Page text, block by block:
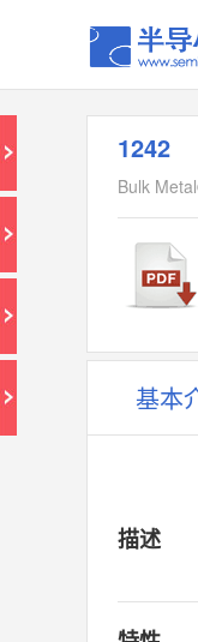
1242
Bulk
基本
描述